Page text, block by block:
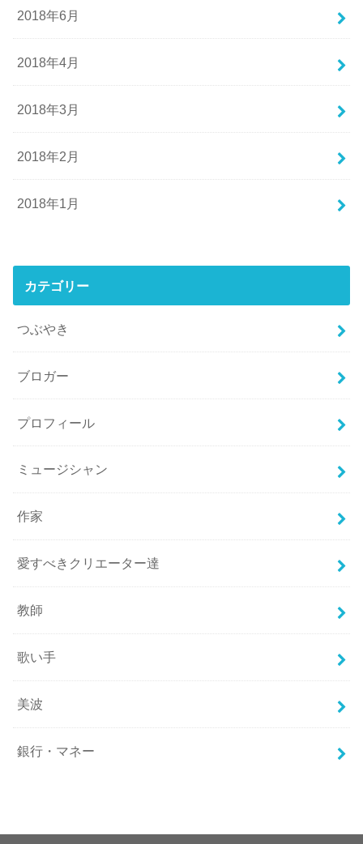
2018年6月
2018年4月
2018年3月
2018年2月
2018年1月
カテゴリー
つぶやき
ブロガー
プロフィール
ミュージシャン
作家
愛すべきクリエーター達
教師
歌い手
美波
銀行・マネー